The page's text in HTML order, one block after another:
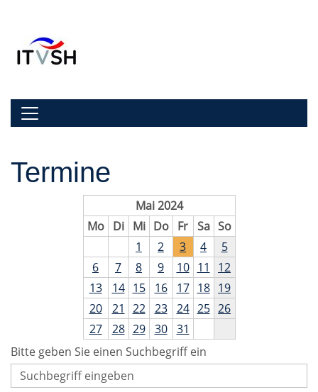
Navigation umschalten
Termine
Mai 2024
Mo
Di Mi Do Fr Sa So
1
2 3 4
5
6
7 8 9 10 11
12
13
14 15 16 17 18 19
20
21 22 23 24 25 26
27
28 29 30
31
Bitte geben Sie einen Suchbegriff ein